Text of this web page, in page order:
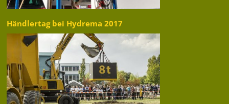
Händlertag bei Hydrema 2017